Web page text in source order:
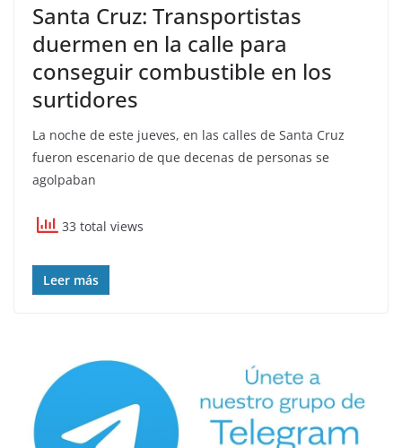
Santa Cruz: Transportistas
duermen en la calle para
conseguir combustible en los
surtidores
La noche de este jueves, en las calles de Santa Cruz
fueron escenario de que decenas de personas se
agolpaban
33 total views
Leer más